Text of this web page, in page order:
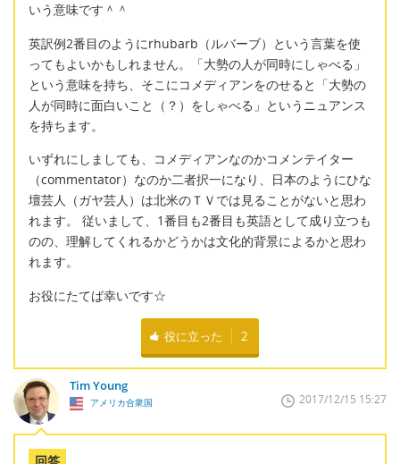
いう意味です＾＾
英訳例2番目のようにrhubarb（ルバーブ）という言葉を使
ってもよいかもしれません。「大勢の人が同時にしゃべる」
という意味を持ち、そこにコメディアンをのせると「大勢の
人が同時に面白いこと（？）をしゃべる」というニュアンス
を持ちます。
いずれにしましても、コメディアンなのかコメンテイター
（commentator）なのか二者択一になり、日本のようにひな
壇芸人（ガヤ芸人）は北米のＴＶでは見ることがないと思わ
れます。 従いまして、1番目も2番目も英語として成り立つも
のの、理解してくれるかどうかは文化的背景によるかと思わ
れます。
お役にたてば幸いです☆
役に立った 2
Tim Young
アメリカ合衆国 2017/12/15 15:27